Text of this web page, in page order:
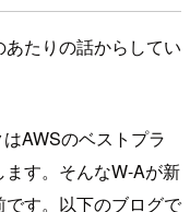
たりの話からしてい
AWSのベストプラ
す。そんなW-Aが新
す。以下のブログで